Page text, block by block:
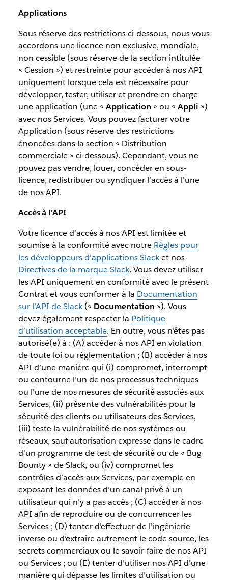
Applications
Sous réserve des restrictions ci-dessous, nous vous
accordons une licence non exclusive, mondiale,
non cessible (sous réserve de la section intitulée
« Cession ») et restreinte pour accéder à nos API
uniquement lorsque cela est nécessaire pour
développer, tester, utiliser et prendre en charge
une application (une « Application » ou « Appli »)
avec nos Services. Vous pouvez facturer votre
Application (sous réserve des restrictions
énoncées dans la section « Distribution
commerciale » ci-dessous). Cependant, vous ne
pouvez pas vendre, louer, concéder en sous-
licence, redistribuer ou syndiquer l’accès à l’une
de nos API.
Accès à l’API
Votre licence d’accès à nos API est limitée et
soumise à la conformité avec notre Règles pour
les développeurs d'applications Slacket nos
Directives de la marque Slack. Vous devez utiliser
les API uniquement en conformité avec le présent
Contrat et vous conformer à la Documentation
sur l’API de Slack(« Documentation »). Vous
devez également respecter la Politique
d’utilisation acceptable. En outre, vous n’êtes pas
autorisé(e) à : (A) accéder à nos API en violation
de toute loi ou réglementation ; (B) accéder à nos
API d’une manière qui (i) compromet, interrompt
ou contourne l’un de nos processus techniques
ou l’une de nos mesures de sécurité associés aux
Services, (ii) présente des vulnérabilités pour la
sécurité des clients ou utilisateurs des Services,
(iii) teste la vulnérabilité de nos systèmes ou
réseaux, sauf autorisation expresse dans le cadre
d’un programme de test de sécurité ou de « Bug
Bounty » de Slack, ou (iv) compromet les
contrôles d’accès aux Services, par exemple en
exposant les données d’un canal privé à un
utilisateur qui n’y a pas accès ; (C) accéder à nos
API afin de reproduire ou de concurrencer les
Services ; (D) tenter d’effectuer de l’ingénierie
inverse ou d’extraire autrement le code source, les
secrets commerciaux ou le savoir-faire de nos API
ou Services ; ou (E) tenter d’utiliser nos API d’une
manière qui dépasse les limites d’utilisation ou